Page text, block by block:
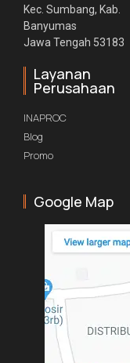
Kec. Sumbang, Kab.
Banyumas
Jawa Tengah 53183
Layanan
Perusahaan
INAPROC
Blog
Promo
Google Map